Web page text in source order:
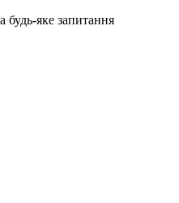
будь-яке запитання